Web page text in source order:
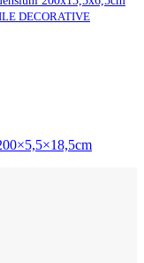
DECORATIVE